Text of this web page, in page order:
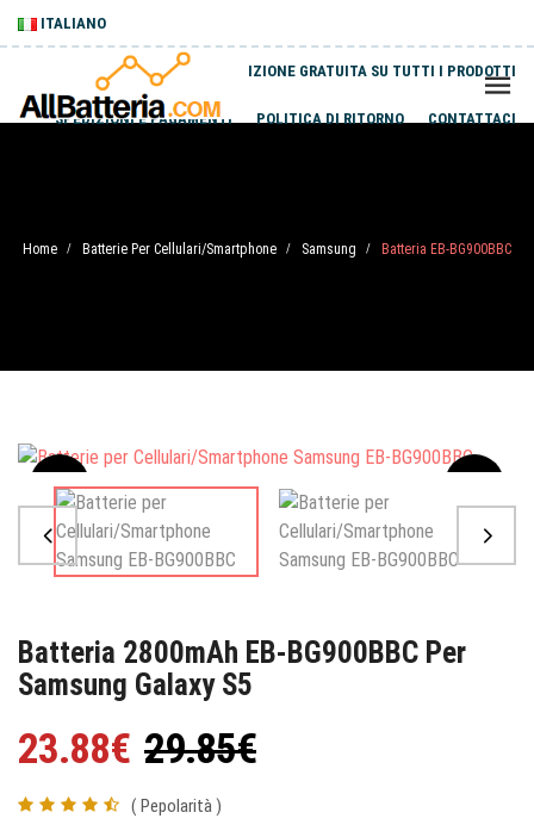
ITALIANO
SPEDIZIONE GRATUITA SU TUTTI I PRODOTTI
SPEDIZIONI E PAGAMENTI POLITICA DI RITORNO CONTATTACI
Home / Batterie Per Cellulari/Smartphone / Samsung / Batteria EB-BG900BBC
Sale
Batteria 2800mAh EB-BG900BBC Per
Samsung Galaxy S5
23.88€ 29.85€
( Pepolarità )